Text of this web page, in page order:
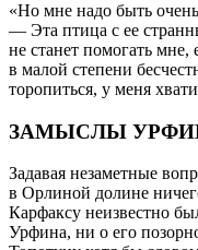
«Но мне надо быть
— Эта птица с ее
не станет помогать мне,
в малой степени
торопиться, у меня
ЗАМЫСЛЫ
Задавая незаметные
в Орлиной долине
Карфаксу неизвестно
Урфина, ни о его